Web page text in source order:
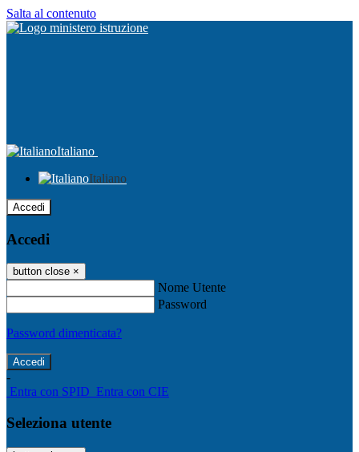
Salta al contenuto
Italiano
Italiano
Accedi
Accedi
button close ×
Nome Utente
Password
Password dimenticata?
-
Entra con SPID Entra con CIE
Seleziona utente